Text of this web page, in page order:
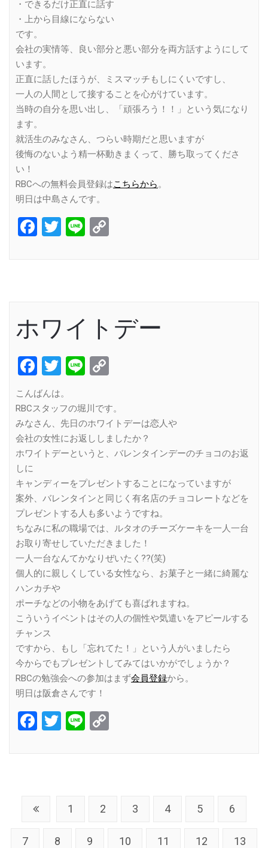
・できるだけ正直に話す
・上から目線にならない
です。
会社の実情等、良い部分と悪い部分を両方話すようにして
います。
正直に話したほうが、ミスマッチもしにくいですし、
一人の人間として接することを心がけています。
当時の自分を思い出し、「頑張ろう！！」という気になり
ます。
就活生のみなさん、つらい時期だと思いますが
後悔のないよう精一杯動きまくって、勝ち取ってくださ
い！
RBCへの無料会員登録はこちらから。
明日は中島さんです。
Facebook
Twitter
Line
ホワイトデー
Facebook
Twitter
Line
こんばんは。
RBCスタッフの堀川です。
みなさん、先日のホワイトデーは恋人や
会社の女性にお返ししましたか？
ホワイトデーというと、バレンタインデーのチョコのお返
しに
キャンディーをプレゼントすることになっていますが
案外、バレンタインと同じく有名店のチョコレートなどを
プレゼントする人も多いようですね。
ちなみに私の職場では、ルタオのチーズケーキを一人一台
お取り寄せしていただきました！
一人一台なんてかなりぜいたく??(笑)
個人的に親しくしている女性なら、お菓子と一緒に綺麗な
ハンカチや
ポーチなどの小物をあげても喜ばれますね。
こういうイベントはその人の個性や気遣いをアピールする
チャンス
ですから、もし「忘れてた！」という人がいましたら
今からでもプレゼントしてみてはいかがでしょうか？
RBCの勉強会への参加はまず会員登録から。
明日は阪倉さんです！
Facebook
Twitter
Line
1 2 3 4 5 6
7 8 9 10 11 12 13